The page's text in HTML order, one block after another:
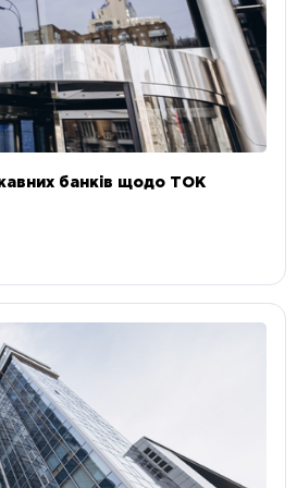
банків щодо ТОК